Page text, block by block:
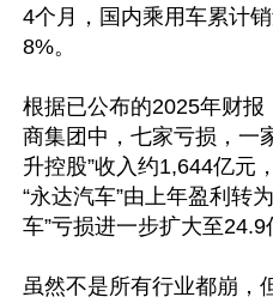
4个月，国内乘用车累计
8%。
根据已公布的2025年财
商集团中，七家亏损，一
升控股”收入约1,644亿元
“永达汽车”由上年盈利转
车”亏损进一步扩大至24.9
虽然不是所有行业都崩，